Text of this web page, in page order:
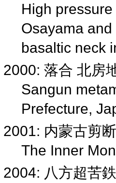
High
Osayama
basaltic neck
2000: 落合 北房
Sangun
Prefecture,
2001: 内蒙古剪
The Inner
2004: 八方超苦